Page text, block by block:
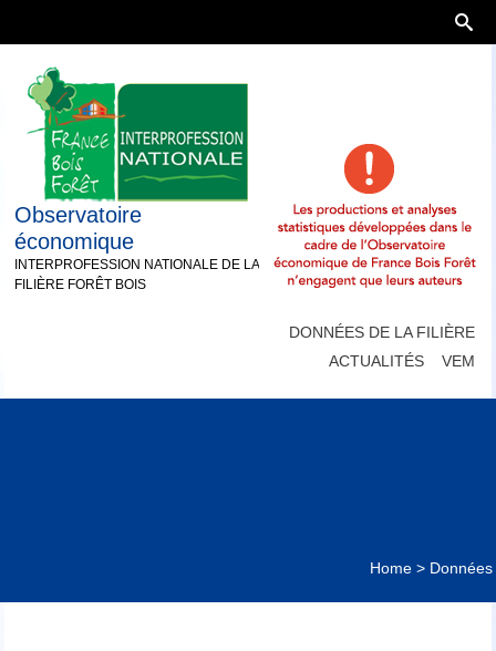
Observatoire
économique
INTERPROFESSION NATIONALE DE LA
FILIÈRE FORÊT BOIS
DONNÉES DE LA FILIÈRE
ACTUALITÉS
VEM
Home>